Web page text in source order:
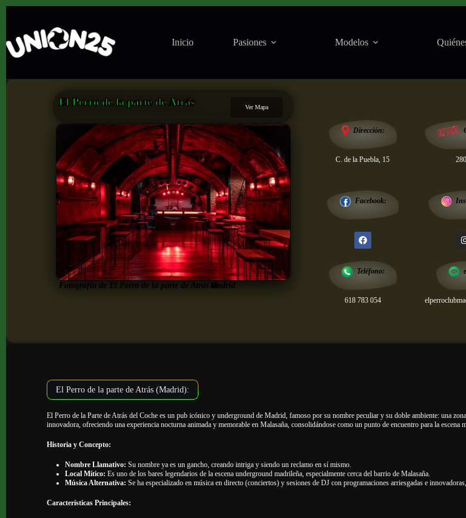
Inicio Pasiones Modelos
El Perro de la parte de Atrás Ver Mapa
Fotografía de El Perro de la parte de Atrás deMadrid
Dirección:
C. de la Puebla, 15
Facebook:
Teléfono:
618 783 054
El Perro de la parte de Atrás (Madrid):
El Perro de la Parte de Atrás del Coche es un pub icónico y underground de Madrid, famoso por su nombre peculiar y su doble ambiente: una
innovadora, ofreciendo una experiencia nocturna animada y memorable en Malasaña, consolidándose como un punto de encuentro para la escena
Historia y Concepto:
Nombre Llamativo: Su nombre ya es un gancho, creando intriga y siendo un reclamo en sí mismo.
Local Mítico: Es uno de los bares legendarios de la escena underground madrileña, especialmente cerca del barrio de Malasaña.
Música Alternativa: Se ha especializado en música en directo (conciertos) y sesiones de DJ con programaciones arriesgadas e
Características Principales: